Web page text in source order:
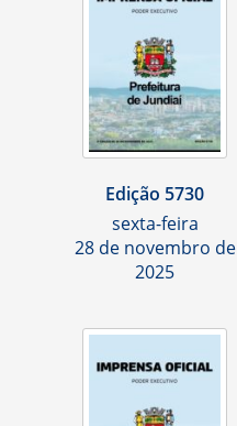
Edição 5730
sexta-feira
28 de novembro de
2025